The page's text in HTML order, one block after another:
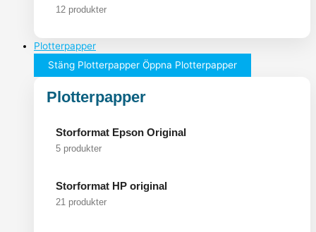
12 produkter
Plotterpapper
Stäng Plotterpapper Öppna Plotterpapper
Plotterpapper
Storformat Epson Original
5 produkter
Storformat HP original
21 produkter